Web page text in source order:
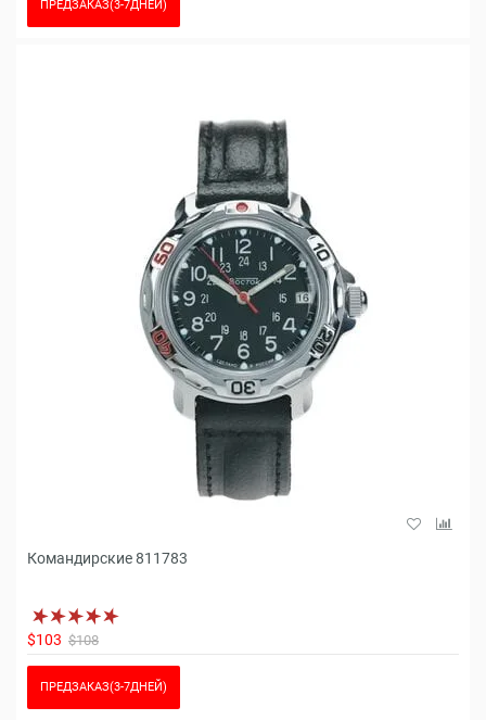
ПРЕДЗАКАЗ(3-7ДНЕЙ)
Командирские 811783
$103 $108
ПРЕДЗАКАЗ(3-7ДНЕЙ)